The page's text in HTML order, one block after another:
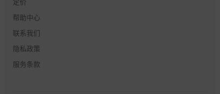
帮助中心
联系我们
隐私政策
服务条款